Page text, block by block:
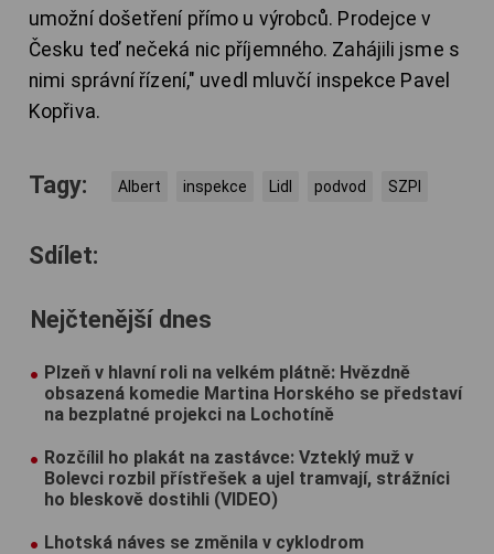
umožní došetření přímo u výrobců. Prodejce v
Česku teď nečeká nic příjemného. Zahájili jsme s
nimi správní řízení," uvedl mluvčí inspekce Pavel
Kopřiva.
Tagy: Albert inspekce Lidl podvod SZPI
Sdílet:
Nejčtenější dnes
Plzeň v hlavní roli na velkém plátně: Hvězdně
obsazená komedie Martina Horského se představí
na bezplatné projekci na Lochotíně
Rozčílil ho plakát na zastávce: Vzteklý muž v
Bolevci rozbil přístřešek a ujel tramvají, strážníci
ho bleskově dostihli (VIDEO)
Lhotská náves se změnila v cyklodrom